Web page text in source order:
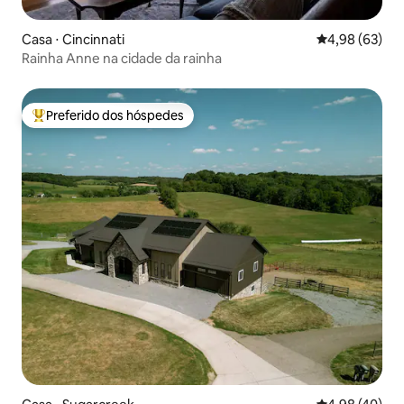
Casa ⋅ Cincinnati 4,98 de uma
4,98 (63)
Rainha Anne na cidade da rainha
Entre os melhores preferidos dos hóspedes
Preferido dos hóspedes